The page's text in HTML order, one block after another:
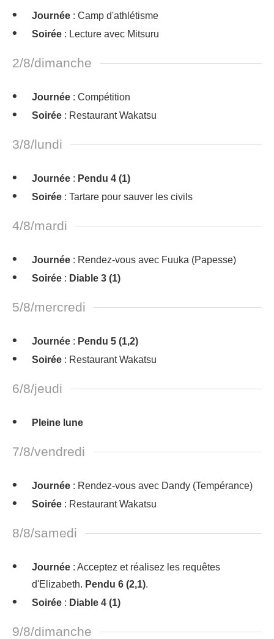
Journée : Camp d'athlétisme
Soirée : Lecture avec Mitsuru
2/8/dimanche
Journée : Compétition
Soirée : Restaurant Wakatsu
3/8/lundi
Journée : Pendu 4 (1)
Soirée : Tartare pour sauver les civils
4/8/mardi
Journée : Rendez-vous avec Fuuka (Papesse)
Soirée : Diable 3 (1)
5/8/mercredi
Journée : Pendu 5 (1,2)
Soirée : Restaurant Wakatsu
6/8/jeudi
Pleine lune
7/8/vendredi
Journée : Rendez-vous avec Dandy (Tempérance)
Soirée : Restaurant Wakatsu
8/8/samedi
Journée : Acceptez et réalisez les requêtes
d'Elizabeth. Pendu 6 (2,1).
Soirée : Diable 4 (1)
9/8/dimanche